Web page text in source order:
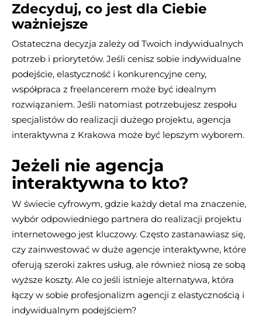
Zdecyduj, co jest dla Ciebie
ważniejsze
Ostateczna decyzja zależy od Twoich indywidualnych
potrzeb i priorytetów. Jeśli cenisz sobie indywidualne
podejście, elastyczność i konkurencyjne ceny,
współpraca z freelancerem może być idealnym
rozwiązaniem. Jeśli natomiast potrzebujesz zespołu
specjalistów do realizacji dużego projektu, agencja
interaktywna z Krakowa może być lepszym wyborem.
Jeżeli nie agencja
interaktywna to kto?
W świecie cyfrowym, gdzie każdy detal ma znaczenie,
wybór odpowiedniego partnera do realizacji projektu
internetowego jest kluczowy. Często zastanawiasz się,
czy zainwestować w duże agencje interaktywne, które
oferują szeroki zakres usług, ale również niosą ze sobą
wyższe koszty. Ale co jeśli istnieje alternatywa, która
łączy w sobie profesjonalizm agencji z elastycznością i
indywidualnym podejściem?